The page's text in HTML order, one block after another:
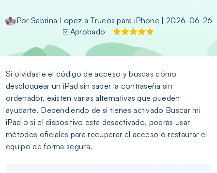
PorSabrina Lopez a Trucos para iPhone
| 2026-06-26
Aprobado
Si olvidaste el código de acceso y buscas cómo
desbloquear un iPad sin saber la contraseña sin
ordenador, existen varias alternativas que pueden
ayudarte. Dependiendo de si tienes activado Buscar mi
iPad o si el dispositivo está desactivado, podrás usar
métodos oficiales para recuperar el acceso o restaurar el
equipo de forma segura.